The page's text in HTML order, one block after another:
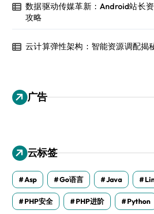
数据驱动传媒革新：Android站长
攻略
云计算弹性架构：智能资源调配揭
广告
云标签
Asp Go语言 Java
PHP安全 PHP进阶 Python